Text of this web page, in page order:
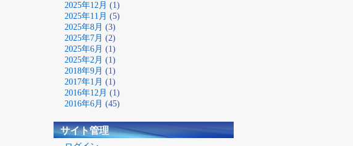
2025年12月 (1)
2025年11月 (5)
2025年8月 (3)
2025年7月 (2)
2025年6月 (1)
2025年2月 (1)
2018年9月 (1)
2017年1月 (1)
2016年12月 (1)
2016年6月 (45)
サイト管理